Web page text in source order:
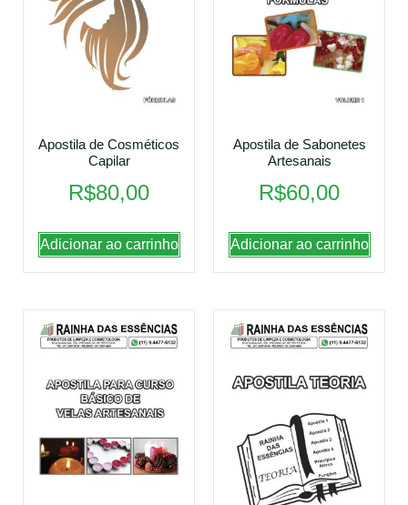
Apostila de Cosméticos
Capilar
R$80,00
Adicionar ao carrinho
Apostila de Sabonetes
Artesanais
R$60,00
Adicionar ao carrinho